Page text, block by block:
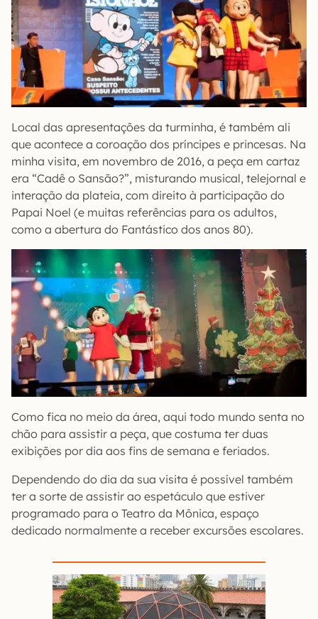
Local das apresentações da turminha, é também ali
que acontece a coroação dos príncipes e princesas. Na
minha visita, em novembro de 2016, a peça em cartaz
era “Cadê o Sansão?”, misturando musical, telejornal e
interação da plateia, com direito à participação do
Papai Noel (e muitas referências para os adultos,
como a abertura do Fantástico dos anos 80).
Como fica no meio da área, aqui todo mundo senta no
chão para assistir a peça, que costuma ter duas
exibições por dia aos fins de semana e feriados.
Dependendo do dia da sua visita é possível também
ter a sorte de assistir ao espetáculo que estiver
programado para o Teatro da Mônica, espaço
dedicado normalmente a receber excursões escolares.